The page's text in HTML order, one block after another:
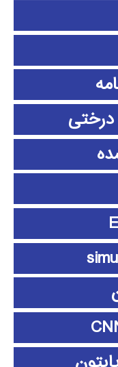
درختی